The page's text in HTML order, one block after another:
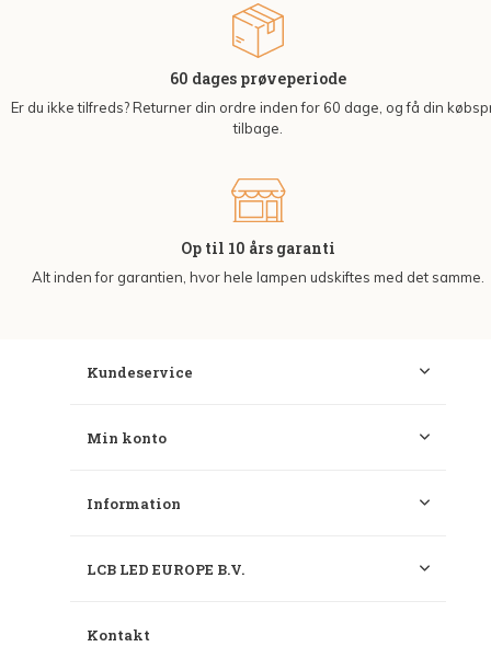
60 dages prøveperiode
Er du ikke tilfreds? Returner din ordre inden for 60 dage, og få din
tilbage.
Op til 10 års garanti
Alt inden for garantien, hvor hele lampen udskiftes med det samme.
Kundeservice
Min konto
Information
LCB LED EUROPE B.V.
Kontakt